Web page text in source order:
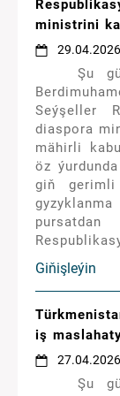
aprelde
ministrini
29.04.2026
Şu
Seýşeller
diaspora
mähirli
öz
giň gerimli
döwlet
iň gowy
döwlet
etdi hem-
ädim
Giňişleýin
iş
27.04.2026
Şu